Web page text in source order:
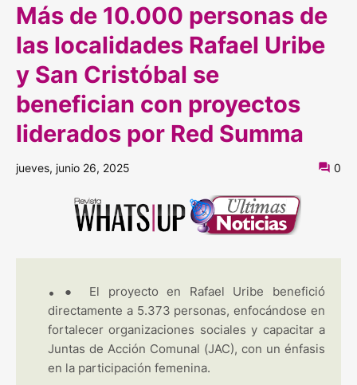
Más de 10.000 personas de
las localidades Rafael Uribe
y San Cristóbal se
benefician con proyectos
liderados por Red Summa
jueves, junio 26, 2025 0
●
El proyecto en Rafael Uribe benefició
directamente a 5.373 personas, enfocándose en
fortalecer organizaciones sociales y capacitar a
Juntas de Acción Comunal (JAC), con un énfasis
en la participación femenina.